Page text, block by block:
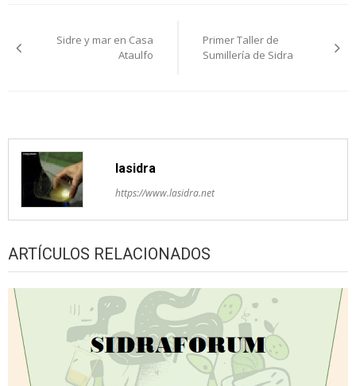
pelosSidre y mar en Casa
Ataulfo
Primer Taller de
Sumillería de Sidra
lasidra
https://www.lasidra.net
ARTÍCULOS RELACIONADOS